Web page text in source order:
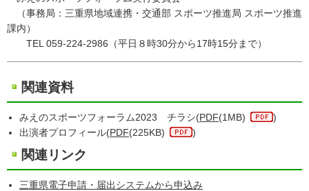
（事務局：三重県地域連携・交通部 スポーツ推進局 スポーツ推進
課内）
TEL 059-224-2986（平日８時30分から17時15分まで）
関連資料
みえのスポーツフォーラム2023 チラシ(PDF(1MB)
)
出演者プロフィール(PDF(225KB) )
関連リンク
三重県電子申請・届出システムから申込み